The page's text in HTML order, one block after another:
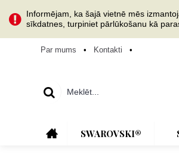
Informējam, ka šajā vietnē mēs
sīkdatnes, turpiniet pārlūkošanu kā
Par mums • Kontakti •
SWAROVSKI®